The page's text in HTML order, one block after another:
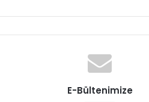
E-Bültenimize